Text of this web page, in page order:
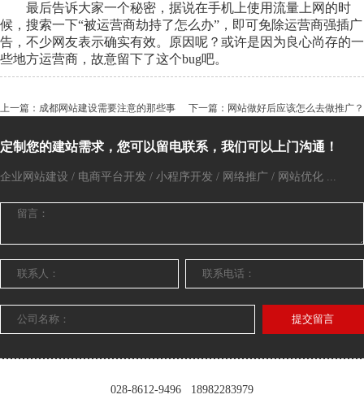
最后告诉大家一个秘密，据说在手机上使用流量上网的时
候，搜索一下“被运营商劫持了怎么办”，即可免除运营商强插广
告，不少网友表示确实有效。原因呢？或许是因为良心尚存的一
些地方运营商，故意留下了这个bug吧。
上一篇：成都网站建设需要注意的那些事 下一篇：网站做好后应该怎么去做推广？
定制您的建站需求，您可以留电联系，我们可以上门沟通！
企业网站建设 / 电商平台开发 / 小程序开发 / 网络推广 / 网站优化 ...
提交留言
028-8612-9496 18982283979